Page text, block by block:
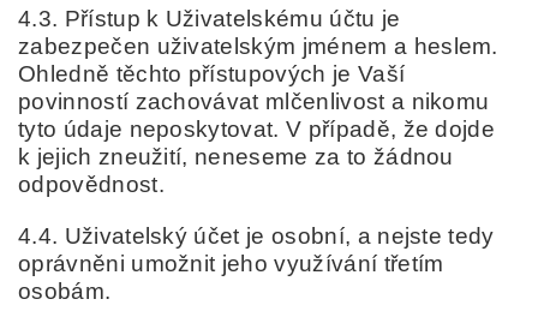
4.3. Přístup k Uživatelskému účtu je
zabezpečen uživatelským jménem a heslem.
Ohledně těchto přístupových je Vaší
povinností zachovávat mlčenlivost a nikomu
tyto údaje neposkytovat. V případě, že dojde
k jejich zneužití, neneseme za to žádnou
odpovědnost.
4.4. Uživatelský účet je osobní, a nejste tedy
oprávněni umožnit jeho využívání třetím
osobám.